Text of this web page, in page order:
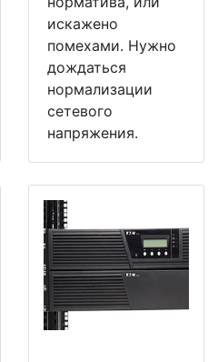
искажено
помехами. Нужно
дождаться
нормализации
сетевого
напряжения.